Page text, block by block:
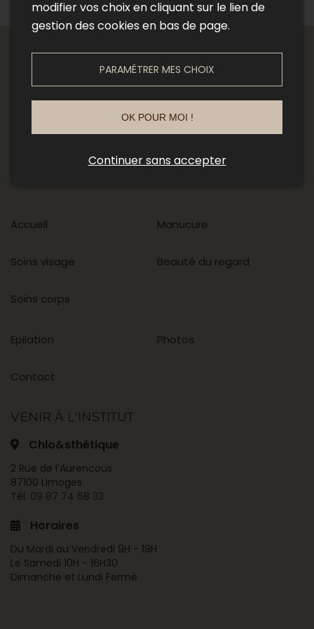
J’ai oublié mon mot de passe
09 87 74 68 33 CONTACT
Accueil
Soins visage
Soins corps
Epilation
Manucure
Beauté du regard
Photos
Contact
VENIR À L'INSTITUT
Chlo&sthétique
2 Rue de l’Aurencous
87100 Limoges
Tél. 09 87 74 68 33
Horaires
Du Mardi au Vendredi 9H - 19H
Le Samedi 10H - 16H30
Dimanche et Lundi Fermé
modifier vos choix en cliquant sur le lien de
gestion des cookies en bas de page.
PARAMÉTRER MES CHOIX
OK POUR MOI !
Continuer sans accepter